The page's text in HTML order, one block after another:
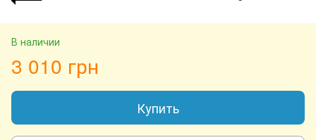
В наличии
3 010 грн
Купить